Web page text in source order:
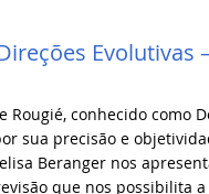
Evolutivas
Rougié, conhecido como
sua precisão e
Beranger nos
que nos possibilita